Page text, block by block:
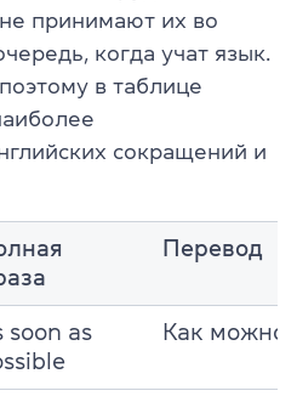
принимают их во
когда учат язык.
в таблице
сокращений и
Перевод
soon as
Как можно